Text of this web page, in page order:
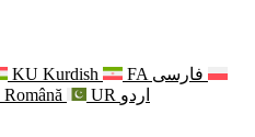
KU Kurdish FA فارسی
Română UR اردو